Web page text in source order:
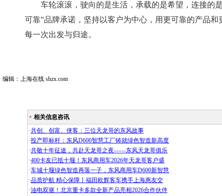
车轮滚滚，驶向的是生活，承载的是希望，连接的
可靠”品牌承诺，坚持以客户为中心，用更可靠的产品
每一次出发与归途。
编辑：上海在线 shzx.com
+ 相关信息咨讯
·共创、创富、侠客：三位天龙哥的东风故事
·投产即标杆：东风D600智慧工厂铸就绿色智造新高度
·共敬十年征途，共赴天龙哥之夜——东风天龙哥俱乐
·400卡友已抵十堰！东风商用车2026年天龙哥客户盛
·车城十堰绿色智造再落一子，东风商用车D600新智慧
·品质护航 精心保障丨福田欧辉客车携手上海惠友交
·油电双驱！北京重卡多款全新产品亮相2026合作伙伴